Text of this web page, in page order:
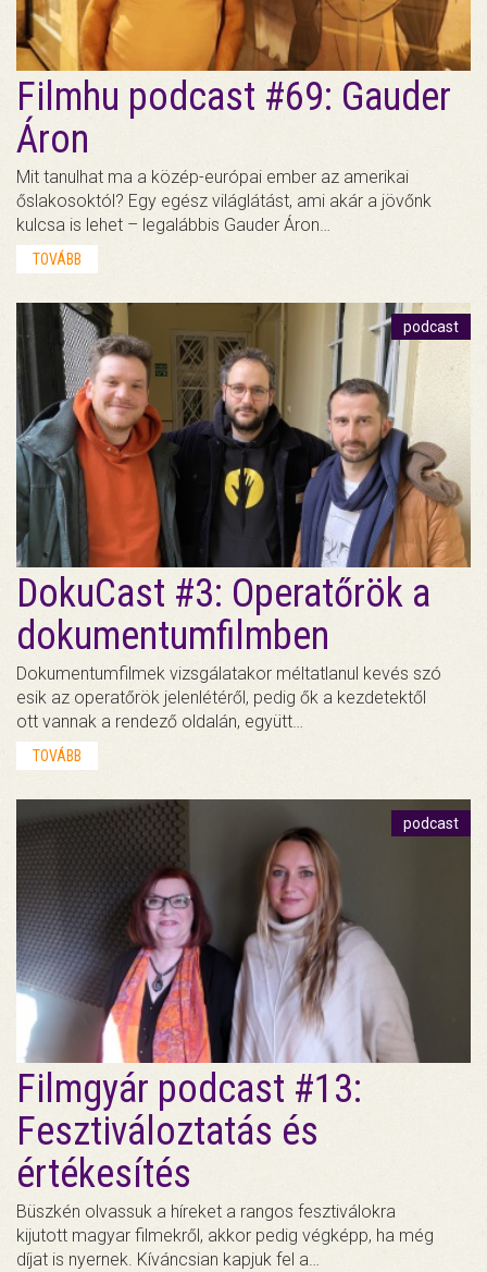
Filmhu podcast #69: Gauder
Áron
Mit tanulhat ma a közép-európai ember az amerikai
őslakosoktól? Egy egész világlátást, ami akár a jövőnk
kulcsa is lehet – legalábbis Gauder Áron…
TOVÁBB
podcast
DokuCast #3: Operatőrök a
dokumentumfilmben
Dokumentumfilmek vizsgálatakor méltatlanul kevés szó
esik az operatőrök jelenlétéről, pedig ők a kezdetektől
ott vannak a rendező oldalán, együtt…
TOVÁBB
podcast
Filmgyár podcast #13:
Fesztiváloztatás és
értékesítés
Büszkén olvassuk a híreket a rangos fesztiválokra
kijutott magyar filmekről, akkor pedig végképp, ha még
díjat is nyernek. Kíváncsian kapjuk fel a…